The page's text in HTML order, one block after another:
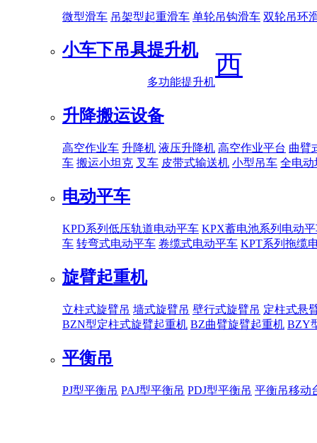
微型滑车 吊架型起重滑车 单轮吊钩滑车 双轮吊环
小车下吊具提升机
多功能提升机
升降搬运设备
高空作业车 升降机 液压升降机 高空作业平台 曲臂
车 搬运小坦克 叉车 皮带式输送机 小型吊车 全电动
电动平车
KPD系列低压轨道电动平车 KPX蓄电池系列电动
车 转弯式电动平车 卷缆式电动平车 KPT系列拖缆
旋臂起重机
立柱式旋臂吊 墙式旋臂吊 壁行式旋臂吊 定柱式悬
BZN型定柱式旋臂起重机 BZ曲臂旋臂起重机 BZY
平衡吊
PJ型平衡吊 PAJ型平衡吊 PDJ型平衡吊 平衡吊移动
西